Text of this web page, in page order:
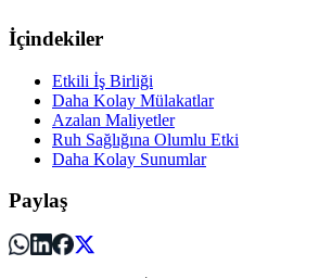
İçindekiler
Etkili İş Birliği
Daha Kolay Mülakatlar
Azalan Maliyetler
Ruh Sağlığına Olumlu Etki
Daha Kolay Sunumlar
Paylaş